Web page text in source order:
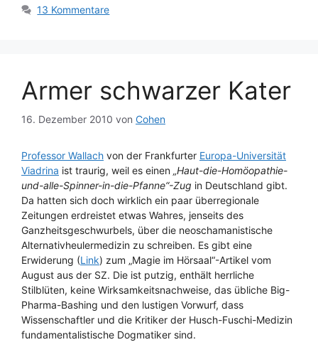
13 Kommentare
Armer schwarzer Kater
16. Dezember 2010 von Cohen
Professor Wallach von der Frankfurter Europa-Universität
Viadrina ist traurig, weil es einen „Haut-die-Homöopathie-
und-alle-Spinner-in-die-Pfanne“-Zug in Deutschland gibt.
Da hatten sich doch wirklich ein paar überregionale
Zeitungen erdreistet etwas Wahres, jenseits des
Ganzheitsgeschwurbels, über die neoschamanistische
Alternativheulermedizin zu schreiben. Es gibt eine
Erwiderung (Link) zum „Magie im Hörsaal“-Artikel vom
August aus der SZ. Die ist putzig, enthält herrliche
Stilblüten, keine Wirksamkeitsnachweise, das übliche Big-
Pharma-Bashing und den lustigen Vorwurf, dass
Wissenschaftler und die Kritiker der Husch-Fuschi-Medizin
fundamentalistische Dogmatiker sind.